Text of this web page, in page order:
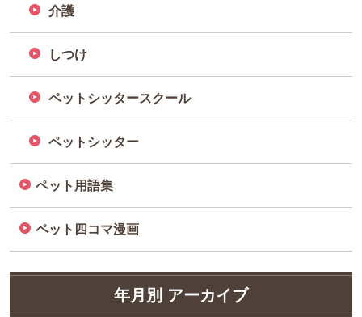
介護
しつけ
ペットシッタースクール
ペットシッター
ペット用語集
ペット四コマ漫画
年月別 アーカイブ